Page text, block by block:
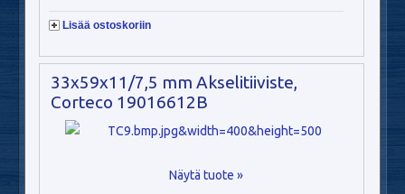
Lisää ostoskoriin
33x59x11/7,5 mm Akselitiiviste,
Corteco 19016612B
Näytä tuote »